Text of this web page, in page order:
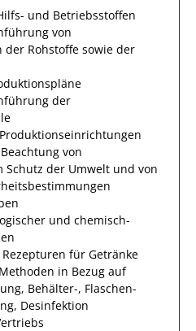
und Betriebsstoffen
von
Rohstoffe sowie der
der
von
Schutz der Umwelt und von
und chemisch-
für Getränke
in Bezug auf
Behälter-, Flaschen-
Desinfektion